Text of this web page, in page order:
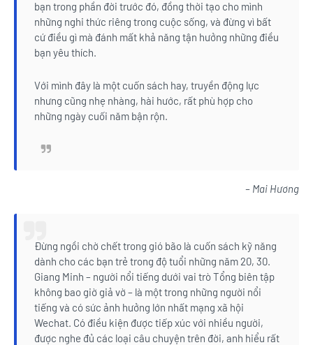
bạn trong phần đời trước đó, đồng thời tạo cho mình
những nghi thức riêng trong cuộc sống, và đừng vì bất
cứ điều gì mà đánh mất khả năng tận hưởng những điều
bạn yêu thích.
Với mình đây là một cuốn sách hay, truyền động lực
nhưng cũng nhẹ nhàng, hài hước, rất phù hợp cho
những ngày cuối năm bận rộn.
– Mai Hương
Đừng ngồi chờ chết trong gió bão là cuốn sách kỹ năng
dành cho các bạn trẻ trong độ tuổi những năm 20, 30.
Giang Minh – người nổi tiếng dưới vai trò Tổng biên tập
không bao giờ giả vờ – là một trong những người nổi
tiếng và có sức ảnh hưởng lớn nhất mạng xã hội
Wechat. Có điều kiện được tiếp xúc với nhiều người,
được nghe đủ các loại câu chuyện trên đời, anh hiểu rất